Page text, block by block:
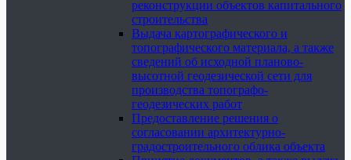
реконструкции объектов капитального
строительства
Выдача картографического и
топографического материала, а также
сведений об исходной планово-
высотной геодезической сети для
производства топографо-
геодезических работ
Предоставление решения о
согласовании архитектурно-
градостроительного облика объекта